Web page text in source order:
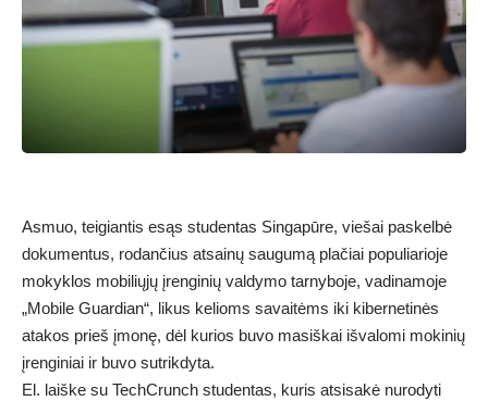
Asmuo, teigiantis esąs studentas Singapūre, viešai paskelbė
dokumentus, rodančius atsainų saugumą plačiai populiarioje
mokyklos mobiliųjų įrenginių valdymo tarnyboje, vadinamoje
„Mobile Guardian“, likus kelioms savaitėms iki kibernetinės
atakos prieš įmonę, dėl kurios buvo masiškai išvalomi mokinių
įrenginiai ir buvo sutrikdyta.
El. laiške su TechCrunch studentas, kuris atsisakė nurodyti